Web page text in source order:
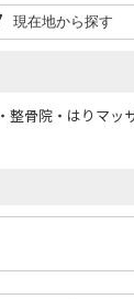
現在地から探す
整骨院・はりマッ